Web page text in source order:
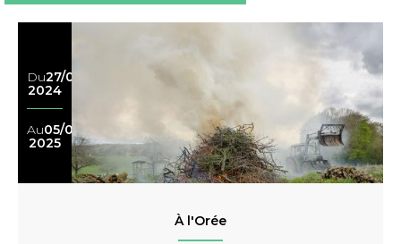
Du27/08
2024
Au05/09
2025
À l'Orée